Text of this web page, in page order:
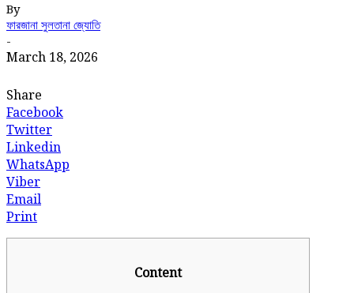
By
ফারজানা সুলতানা জ্যোতি
-
March 18, 2026
Share
Facebook
Twitter
Linkedin
WhatsApp
Viber
Email
Print
Content